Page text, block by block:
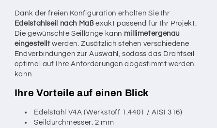
Dank der freien Konfiguration erhalten Sie Ihr
Edelstahlseil nach Maßexakt passend für Ihr Projekt.
Die gewünschte Seillänge kann millimetergenau
eingestelltwerden. Zusätzlich stehen verschiedene
Endverbindungen zur Auswahl, sodass das Drahtseil
optimal auf Ihre Anforderungen abgestimmt werden
kann.
Ihre Vorteile auf einen Blick
Edelstahl V4A (Werkstoff 1.4401 / AISI 316)
Seildurchmesser: 2 mm